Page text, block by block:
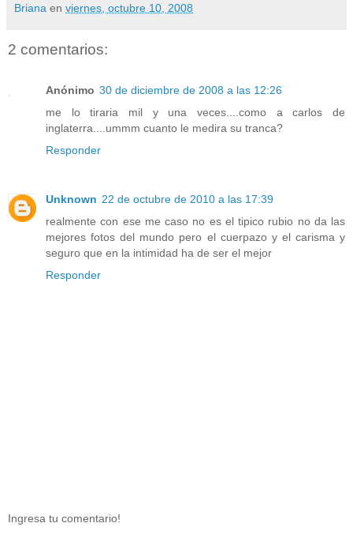
Briana en viernes, octubre 10, 2008
2 comentarios:
Anónimo 30 de diciembre de 2008 a las 12:26
me lo tiraria mil y una veces....como a carlos de
inglaterra....ummm cuanto le medira su tranca?
Responder
Unknown 22 de octubre de 2010 a las 17:39
realmente con ese me caso no es el tipico rubio no da las
mejores fotos del mundo pero el cuerpazo y el carisma y
seguro que en la intimidad ha de ser el mejor
Responder
Ingresa tu comentario!